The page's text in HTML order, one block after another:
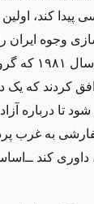
کند، اولین
وجوه ایران را
منوط کرده
کردند که
شود تا درباره
به غرب
داوری کند